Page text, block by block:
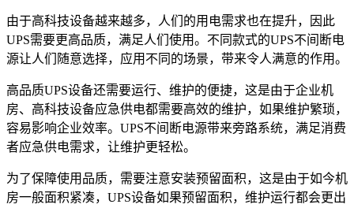
由于高科技设备越来越多，人们的用电需求也在提升，因此
UPS需要更高品质，满足人们使用。不同款式的UPS不间断电
源让人们随意选择，应用不同的场景，带来令人满意的作用。
高品质UPS设备还需要运行、维护的便捷，这是由于企业机
房、高科技设备应急供电都需要高效的维护，如果维护繁琐，
容易影响企业效率。UPS不间断电源带来旁路系统，满足消费
者应急供电需求，让维护更轻松。
为了保障使用品质，需要注意安装预留面积，这是由于如今机
房一般面积紧凑，UPS设备如果预留面积，维护运行都会更出